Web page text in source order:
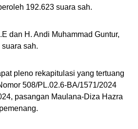
192.623 suara sah.
dan H. Andi Muhammad Guntur,
sah.
pleno rekapitulasi yang tertuang
508/PL.02.6-BA/1571/2024
pasangan Maulana-Diza Hazra